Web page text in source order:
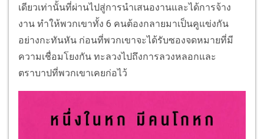
เดียวเท่านั้นที่ผ่านไปสู่การนำเสนองานและได้การจ้าง
งาน ทำให้พวกเขาทั้ง 6 คนต้องกลายมาเป็นคูแข่งกัน
อย่างกะทันหัน ก่อนที่พวกเขาจะได้รับซองจดหมายที่มี
ความเชื่อมโยงกัน ทะลวงไปถึงการลวงหลอกและ
ตราบาปที่พวกเขาเคยก่อไว้